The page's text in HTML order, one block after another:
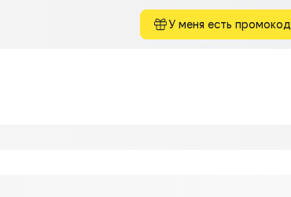
У меня есть промокод